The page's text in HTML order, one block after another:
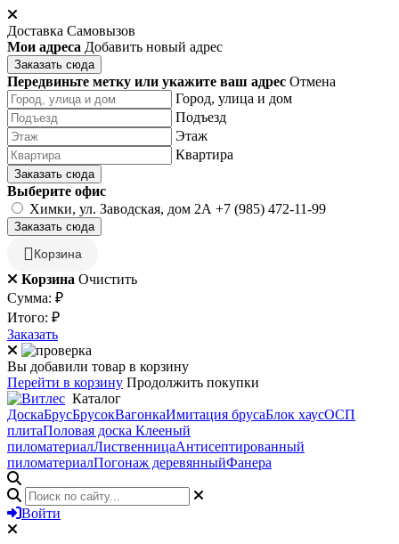
Доставка Самовызов
Мои адреса Добавить новый адрес
Заказать сюда
Передвиньте метку или укажите ваш адрес Отмена
Город, улица и дом
Подъезд
Этаж
Квартира
Заказать сюда
Выберите офис
Химки, ул. Заводская, дом 2А +7 (985) 472-11-99
Заказать сюда
Корзина
Корзина Очистить
Сумма: ₽
Итого: ₽
Заказать
Вы добавили товар в корзину
Перейти в корзину Продолжить покупки
Каталог
ДоскаБрусБрусокВагонкаИмитация брусаБлок хаусОСП
плитаПоловая доска Клееный
пиломатериалЛиственницаАнтисептированный
пиломатериалПогонаж деревянныйФанера
Войти